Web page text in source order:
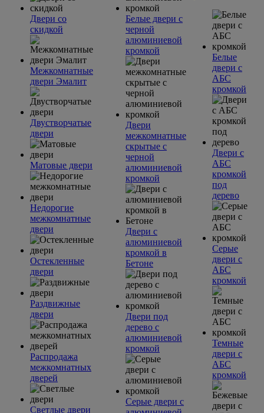
Двери со
скидкой
Межкомнатные
двери Эмалит
Двустворчатые
двери
Матовые двери
Недорогие
межкомнатные
двери
Остекленные
двери
Раздвижные
двери
Распродажа
межкомнатных
дверей
Светлые двери
Белые двери с
черной
алюминиевой
кромкой
Двери
межкомнатные
скрытые с
черной
алюминиевой
кромкой
Двери с
алюминиевой
кромкой в
Бетоне
Двери под
дерево с
алюминиевой
кромкой
Серые двери с
Белые
двери с
АБС
кромкой
Двери с
АБС
кромкой
под
дерево
Серые
двери с
АБС
кромкой
Темные
двери с
АБС
кромкой